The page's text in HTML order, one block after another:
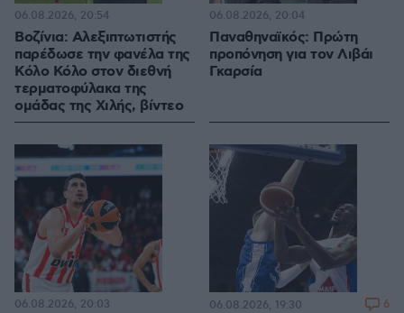
Βοζίνια: Αλεξιπτωτιστής
παρέδωσε την φανέλα της
Κόλο Κόλο στον διεθνή
τερματοφύλακα της
ομάδας της Χιλής, βίντεο
06.08.2026, 20:54
Παναθηναϊκός: Πρώτη
προπόνηση για τον Λιβάι
Γκαρσία
06.08.2026, 20:04
06.08.2026, 20:03 06.08.2026, 19:30 6